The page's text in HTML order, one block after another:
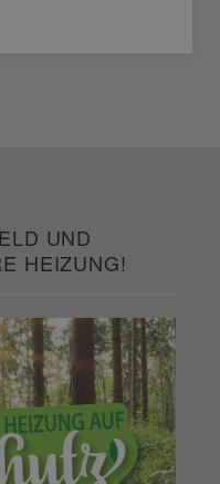
UND
HEIZUNG!